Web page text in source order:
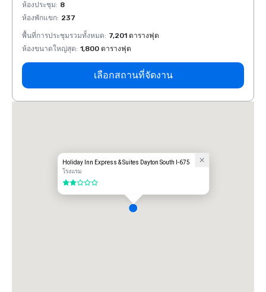
ห้องประชุม: 8
ห้องพักแขก: 237
พื้นที่การประชุมรวมทั้งหมด: 7,201 ตารางฟุต
ห้องขนาดใหญ่สุด: 1,800 ตารางฟุต
เลือกสถานที่จัดงาน
Holiday Inn Express & Suites Dayton South I-675
โรงแรม
2 จาก 5